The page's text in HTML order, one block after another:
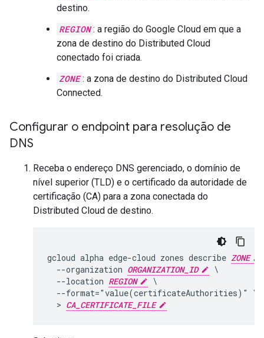
destino.
REGION : a região do Google Cloud em que a
zona de destino do Distributed Cloud
conectado foi criada.
ZONE : a zona de destino do Distributed Cloud
Connected.
Configurar o endpoint para resolução de
DNS
Receba o endereço DNS gerenciado, o domínio de
nível superior (TLD) e o certificado da autoridade de
certificação (CA) para a zona conectada do
Distributed Cloud de destino.
gcloud alpha edge-cloud zones describe ZONE
  --organization
ORGANIZATION_ID
\
  --location
REGION
\
  --format="value(certificateAuthorities)" \
  >
CA_CERTIFICATE_FILE